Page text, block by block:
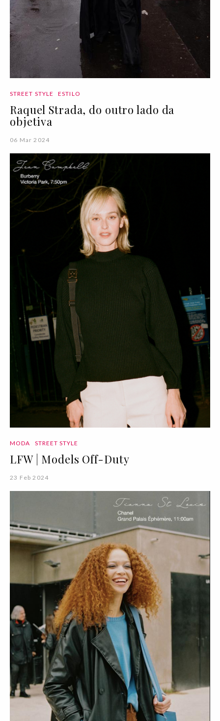
STREET STYLE ESTILO
Raquel Strada, do outro lado da
objetiva
06 Mar 2024
MODA STREET STYLE
LFW | Models Off-Duty
23 Feb 2024